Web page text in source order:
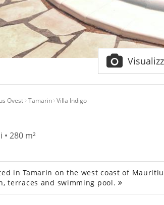
Ovest Tamarin Villa Indigo
280 m²
in Tamarin on the west coast of
terraces and swimming pool.